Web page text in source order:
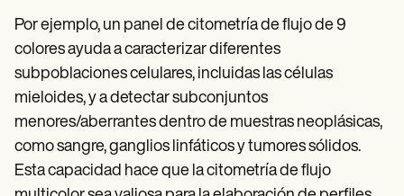
Por ejemplo, un panel de citometría de flujo de 9
colores ayuda a caracterizar diferentes
subpoblaciones celulares, incluidas las células
mieloides, y a detectar subconjuntos
menores/aberrantes dentro de muestras neoplásicas,
como sangre, ganglios linfáticos y tumores sólidos.
Esta capacidad hace que la citometría de flujo